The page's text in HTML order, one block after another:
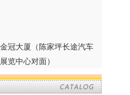
冠大厦（陈家坪长途汽车
览中心对面）